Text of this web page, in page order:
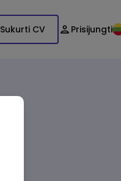
Sukurti CV Prisijungti